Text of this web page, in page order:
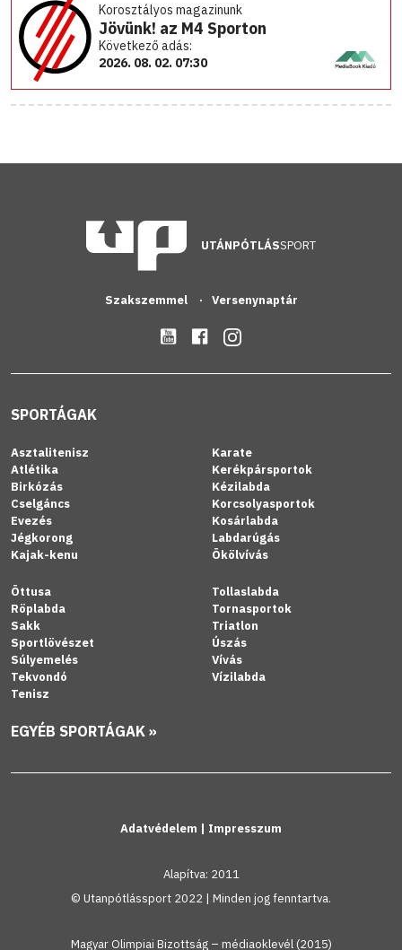
Korosztályos magazinunk
Jövünk! az M4 Sporton
Következő adás:
2026. 08. 02. 07:30
UTÁNPÓTLÁSSPORT
Szakszemmel Versenynaptár
SPORTÁGAK
Asztalitenisz
Atlétika
Birkózás
Cselgáncs
Evezés
Jégkorong
Kajak-kenu
Karate
Kerékpársportok
Kézilabda
Korcsolyasportok
Kosárlabda
Labdarúgás
Ökölvívás
Öttusa
Röplabda
Sakk
Sportlövészet
Súlyemelés
Tekvondó
Tenisz
Tollaslabda
Tornasportok
Triatlon
Úszás
Vívás
Vízilabda
EGYÉB SPORTÁGAK »
Adatvédelem | Impresszum
Alapítva: 2011
© Utanpótlássport 2022 | Minden jog fenntartva.
Magyar Olimpiai Bizottság – médiaoklevél (2015)